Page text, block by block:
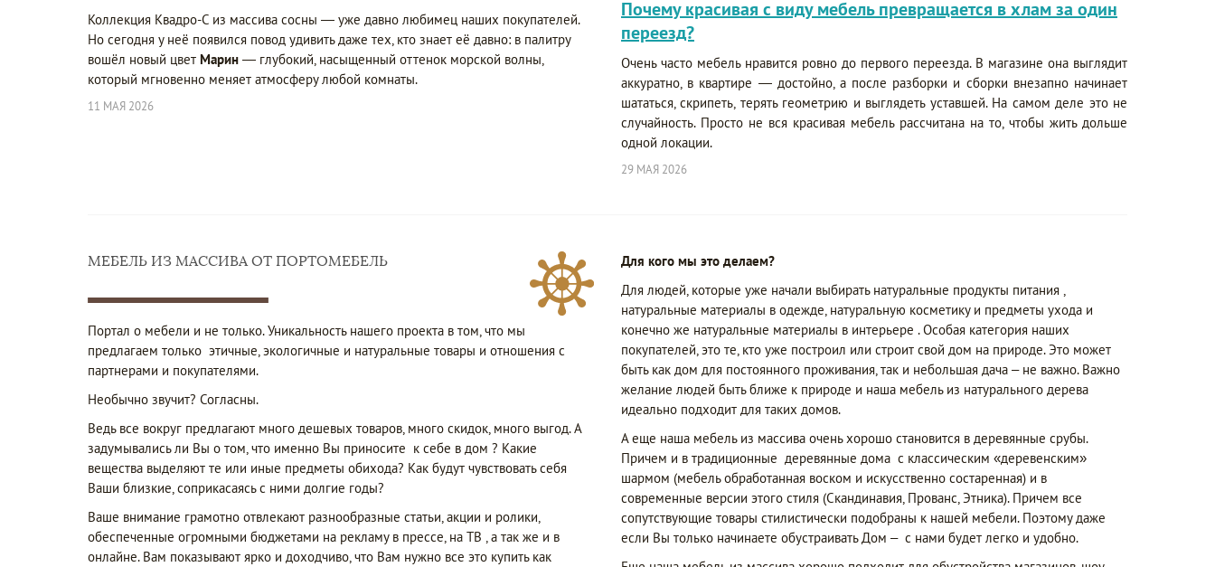
Коллекция Квадро-С из массива сосны — уже давно любимец наших покупателей.
Но сегодня у неё появился повод удивить даже тех, кто знает её давно: в палитру
вошёл новый цвет Марин — глубокий, насыщенный оттенок морской волны,
который мгновенно меняет атмосферу любой комнаты.
11 МАЯ 2026
Почему красивая с виду мебель превращается в хлам за один
переезд?
Очень часто мебель нравится ровно до первого переезда. В магазине она выглядит
аккуратно, в квартире — достойно, а после разборки и сборки внезапно начинает
шататься, скрипеть, терять геометрию и выглядеть уставшей. На самом деле это не
случайность. Просто не вся красивая мебель рассчитана на то, чтобы жить дольше
одной локации.
29 МАЯ 2026
МЕБЕЛЬ ИЗ МАССИВА ОТ ПОРТОМЕБЕЛЬ
Портал о мебели и не только. Уникальность нашего проекта в том, что мы
предлагаем только этичные, экологичные и натуральные товары и отношения с
партнерами и покупателями.
Необычно звучит? Согласны.
Ведь все вокруг предлагают много дешевых товаров, много скидок, много выгод. А
задумывались ли Вы о том, что именно Вы приносите к себе в дом ? Какие
вещества выделяют те или иные предметы обихода? Как будут чувствовать себя
Ваши близкие, соприкасаясь с ними долгие годы?
Ваше внимание грамотно отвлекают разнообразные статьи, акции и ролики,
обеспеченные огромными бюджетами на рекламу в прессе, на ТВ , а так же и в
онлайне. Вам показывают ярко и доходчиво, что Вам нужно все это купить как
Для кого мы это делаем?
Для людей, которые уже начали выбирать натуральные продукты питания ,
натуральные материалы в одежде, натуральную косметику и предметы ухода и
конечно же натуральные материалы в интерьере . Особая категория наших
покупателей, это те, кто уже построил или строит свой дом на природе. Это может
быть как дом для постоянного проживания, так и небольшая дача – не важно. Важно
желание людей быть ближе к природе и наша мебель из натурального дерева
идеально подходит для таких домов.
А еще наша мебель из массива очень хорошо становится в деревянные срубы.
Причем и в традиционные деревянные дома с классическим «деревенским»
шармом (мебель обработанная воском и искусственно состаренная) и в
современные версии этого стиля (Скандинавия, Прованс, Этника). Причем все
сопутствующие товары стилистически подобраны к нашей мебели. Поэтому даже
если Вы только начинаете обустраивать Дом – с нами будет легко и удобно.